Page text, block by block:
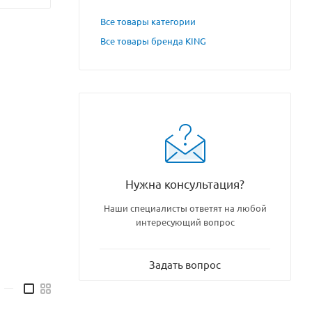
Все товары категории
Все товары бренда KING
Нужна консультация?
Наши специалисты ответят на любой
интересующий вопрос
Задать вопрос